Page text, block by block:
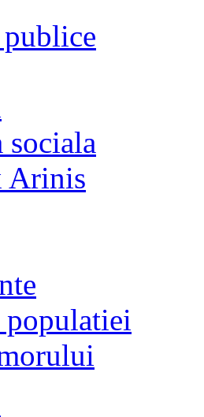
sociala
Arinis